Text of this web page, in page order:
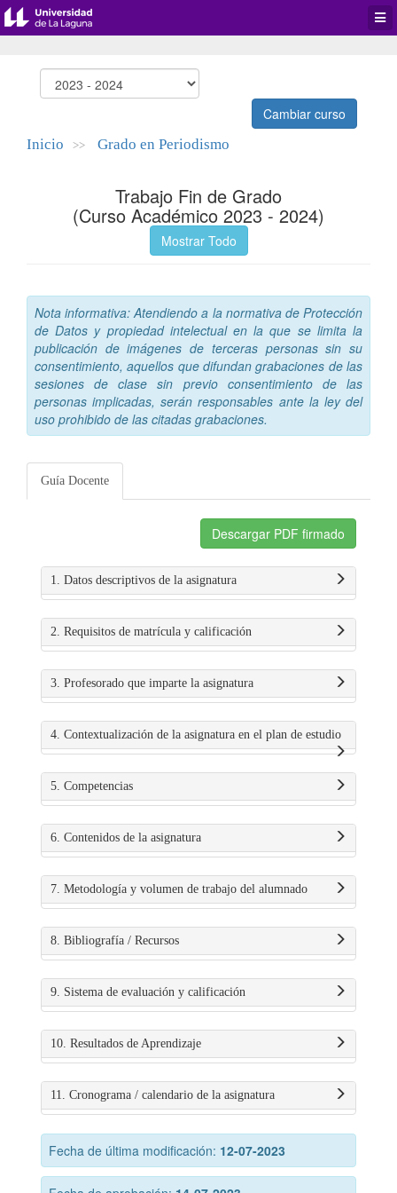
Cambiar curso
Inicio >> Grado en Periodismo
Trabajo Fin de Grado
(Curso Académico 2023 - 2024)
Mostrar Todo
Nota informativa: Atendiendo a la normativa de Protección
de Datos y propiedad intelectual en la que se limita la
publicación de imágenes de terceras personas sin su
consentimiento, aquellos que difundan grabaciones de las
sesiones de clase sin previo consentimiento de las
personas implicadas, serán responsables ante la ley del
uso prohibido de las citadas grabaciones.
Guía Docente
Descargar PDF firmado
1. Datos descriptivos de la asignatura
2. Requisitos de matrícula y calificación
3. Profesorado que imparte la asignatura
4. Contextualización de la asignatura en el plan de estudio
5. Competencias
6. Contenidos de la asignatura
7. Metodología y volumen de trabajo del alumnado
8. Bibliografía / Recursos
9. Sistema de evaluación y calificación
10. Resultados de Aprendizaje
11. Cronograma / calendario de la asignatura
Fecha de última modificación: 12-07-2023